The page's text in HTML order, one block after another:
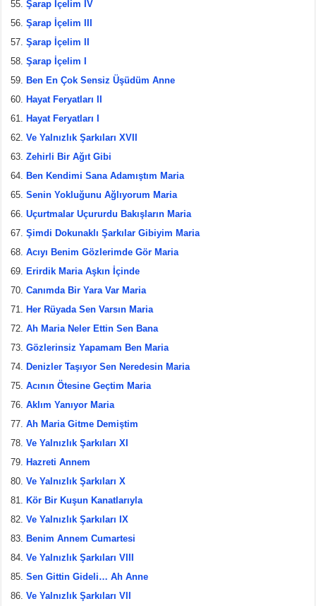
Şarap İçelim IV
Şarap İçelim III
Şarap İçelim II
Şarap İçelim I
Ben En Çok Sensiz Üşüdüm Anne
Hayat Feryatları II
Hayat Feryatları I
Ve Yalnızlık Şarkıları XVII
Zehirli Bir Ağıt Gibi
Ben Kendimi Sana Adamıştım Maria
Senin Yokluğunu Ağlıyorum Maria
Uçurtmalar Uçururdu Bakışların Maria
Şimdi Dokunaklı Şarkılar Gibiyim Maria
Acıyı Benim Gözlerimde Gör Maria
Erirdik Maria Aşkın İçinde
Canımda Bir Yara Var Maria
Her Rüyada Sen Varsın Maria
Ah Maria Neler Ettin Sen Bana
Gözlerinsiz Yapamam Ben Maria
Denizler Taşıyor Sen Neredesin Maria
Acının Ötesine Geçtim Maria
Aklım Yanıyor Maria
Ah Maria Gitme Demiştim
Ve Yalnızlık Şarkıları XI
Hazreti Annem
Ve Yalnızlık Şarkıları X
Kör Bir Kuşun Kanatlarıyla
Ve Yalnızlık Şarkıları IX
Benim Annem Cumartesi
Ve Yalnızlık Şarkıları VIII
Sen Gittin Gideli… Ah Anne
Ve Yalnızlık Şarkıları VII